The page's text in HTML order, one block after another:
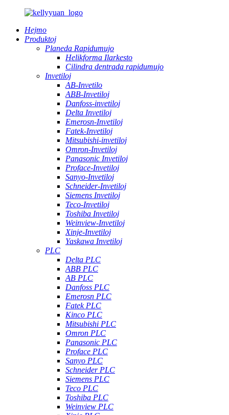
Hejmo
Produktoj
Planeda Rapidumujo
Helikforma Ilarkesto
Cilindra dentrada rapidumujo
Invetiloj
AB-Invetilo
ABB-Invetiloj
Danfoss-invetiloj
Delta Invetiloj
Emerosn-Invetiloj
Fatek-Invetiloj
Mitsubishi-invetiloj
Omron-Invetiloj
Panasonic Invetiloj
Proface-Invetiloj
Sanyo-Invetiloj
Schneider-Invetiloj
Siemens Invetiloj
Teco-Invetiloj
Toshiba Invetiloj
Weinview-Invetiloj
Xinje-Invetiloj
Yaskawa Invetiloj
PLC
Delta PLC
ABB PLC
AB PLC
Danfoss PLC
Emerosn PLC
Fatek PLC
Kinco PLC
Mitsubishi PLC
Omron PLC
Panasonic PLC
Proface PLC
Sanyo PLC
Schneider PLC
Siemens PLC
Teco PLC
Toshiba PLC
Weinview PLC